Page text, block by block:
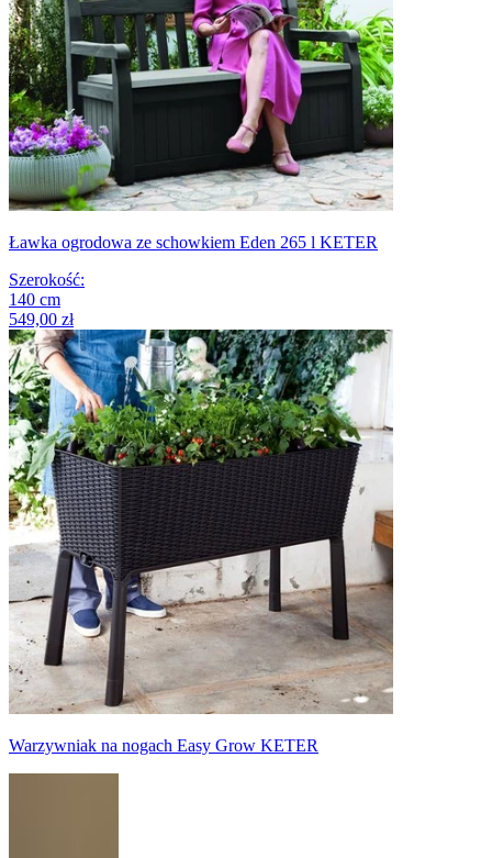
Ławka ogrodowa ze schowkiem Eden 265 l KETER
Szerokość:
140 cm
549,00 zł
Warzywniak na nogach Easy Grow KETER